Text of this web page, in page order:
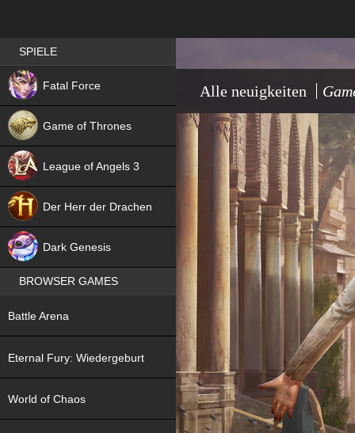
Alle neuigkeiten
Best RPG games in Germany
SPIELE
Fatal Force
NEW
Game of Thrones
League of Angels 3
Der Herr der Drachen
Dark Genesis
BROWSER GAMES
Battle Arena
Eternal Fury: Wiedergeburt
World of Chaos